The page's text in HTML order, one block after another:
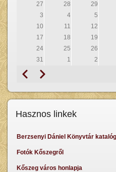
27
28 29
3
4 5
10
11 12
17
18 19
24
25 26
31
1 2
Pagination
Previous
Next
Hasznos linkek
Berzsenyi Dániel Könyvtár
Fotók Kőszegről
Kőszeg város honlapja